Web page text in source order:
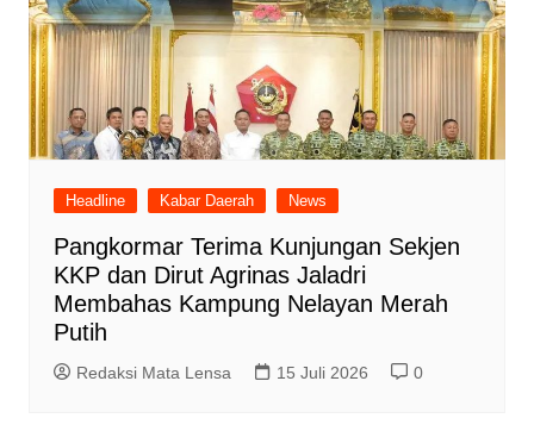
Headline Kabar Daerah News
Pangkormar Terima Kunjungan Sekjen
KKP dan Dirut Agrinas Jaladri
Membahas Kampung Nelayan Merah
Putih
Redaksi Mata Lensa 15 Juli 2026 0